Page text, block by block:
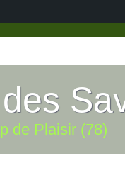
de Plaisir (78)